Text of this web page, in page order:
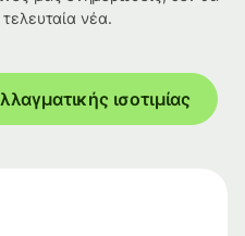
νέα.
ισοτιμίας